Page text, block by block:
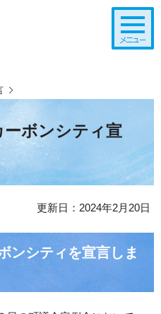
ボンシティ宣
更新日：2024年2月20日
ンシティを宣言しま